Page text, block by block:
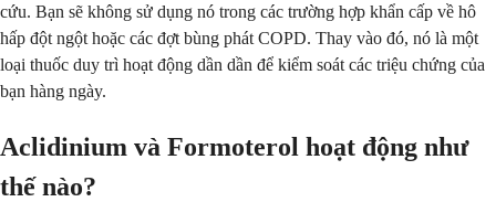
cứu. Bạn sẽ không sử dụng nó trong các trường hợp khẩn cấp về hô
hấp đột ngột hoặc các đợt bùng phát COPD. Thay vào đó, nó là một
loại thuốc duy trì hoạt động dần dần để kiểm soát các triệu chứng của
bạn hàng ngày.
Aclidinium và Formoterol hoạt động như
thế nào?